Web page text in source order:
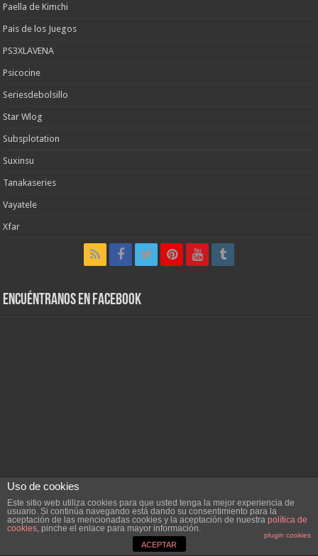
Paella de Kimchi
Pais de los Juegos
PS3XLAVENA
Psicocine
Seriesdebolsillo
Star Wlog
Subsplotation
Suxinsu
Tanakaseries
Vayatele
Xfar
Encuéntranos en Facebook
WordPress| Designed by
Uso de cookies
Este sitio web utiliza cookies para que usted tenga la mejor experiencia de
usuario. Si continúa navegando está dando su consentimiento para la
aceptación de las mencionadas cookies y la aceptación de nuestra política de
cookies, pinche el enlace para mayor información.
plugin cookies
ACEPTAR